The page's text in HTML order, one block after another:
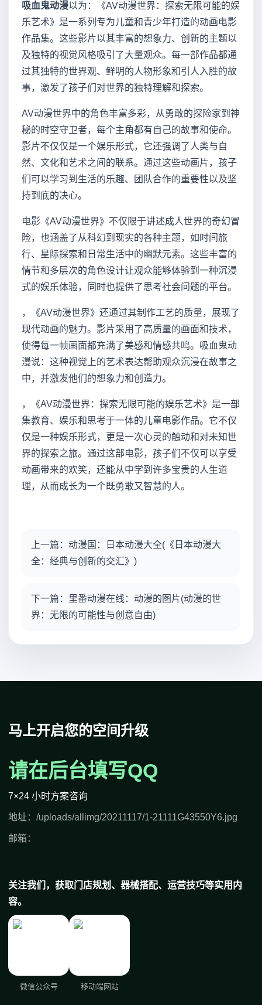
吸血鬼动漫以为：《AV动漫世界：探索无限可能的娱
乐艺术》是一系列专为儿童和青少年打造的动画电影
作品集。这些影片以其丰富的想象力、创新的主题以
及独特的视觉风格吸引了大量观众。每一部作品都通
过其独特的世界观、鲜明的人物形象和引人入胜的故
事，激发了孩子们对世界的独特理解和探索。
AV动漫世界中的角色丰富多彩，从勇敢的探险家到神
秘的时空守卫者，每个主角都有自己的故事和使命。
影片不仅仅是一个娱乐形式，它还强调了人类与自
然、文化和艺术之间的联系。通过这些动画片，孩子
们可以学习到生活的乐趣、团队合作的重要性以及坚
持到底的决心。
电影《AV动漫世界》不仅限于讲述成人世界的奇幻冒
险，也涵盖了从科幻到现实的各种主题，如时间旅
行、星际探索和日常生活中的幽默元素。这些丰富的
情节和多层次的角色设计让观众能够体验到一种沉浸
式的娱乐体验，同时也提供了思考社会问题的平台。
，《AV动漫世界》还通过其制作工艺的质量，展现了
现代动画的魅力。影片采用了高质量的画面和技术，
使得每一帧画面都充满了美感和情感共鸣。吸血鬼动
漫说：这种视觉上的艺术表达帮助观众沉浸在故事之
中，并激发他们的想象力和创造力。
，《AV动漫世界：探索无限可能的娱乐艺术》是一部
集教育、娱乐和思考于一体的儿童电影作品。它不仅
仅是一种娱乐形式，更是一次心灵的触动和对未知世
界的探索之旅。通过这部电影，孩子们不仅可以享受
动画带来的欢笑，还能从中学到许多宝贵的人生道
理，从而成长为一个既勇敢又智慧的人。
上一篇：动漫国：日本动漫大全(《日本动漫大
全：经典与创新的交汇》)
下一篇：里番动漫在线：动漫的图片(动漫的世
界：无限的可能性与创意自由)
马上开启您的空间升级
请在后台填写QQ
7×24 小时方案咨询
地址：/uploads/allimg/20211117/1-21111G43550Y6.jpg
邮箱：
关注我们，获取门店规划、器械搭配、运营技巧等实用内
容。
微信公众号 移动端网站